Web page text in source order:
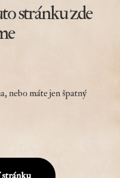
stránku zde
nebo máte jen špatný
stránku